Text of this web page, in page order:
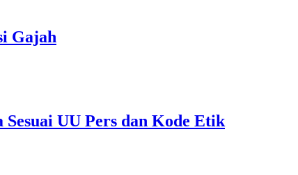
Gajah
UU Pers dan Kode Etik